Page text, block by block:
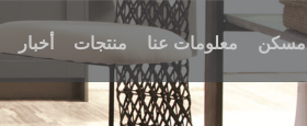
مسكن معلومات عنا منتجات أخبار